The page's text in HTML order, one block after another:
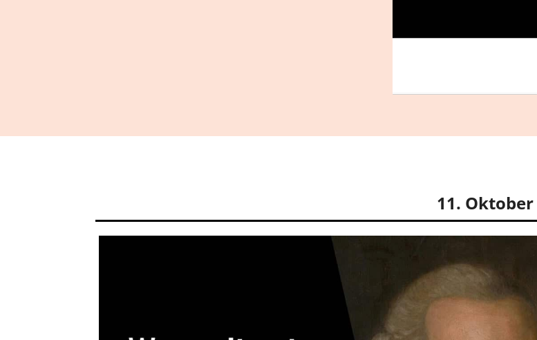
11. Oktober